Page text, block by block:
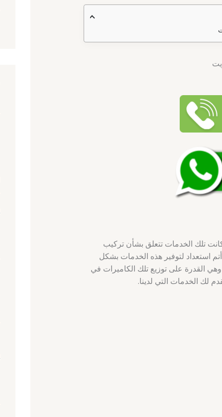
تلك الخدمات تتعلق بشأن تركيب
استعداد لتوفير هذه الخدمات بشكل
القدرة على توزيع تلك الكاميرات في
لك الخدمات التي لدينا.